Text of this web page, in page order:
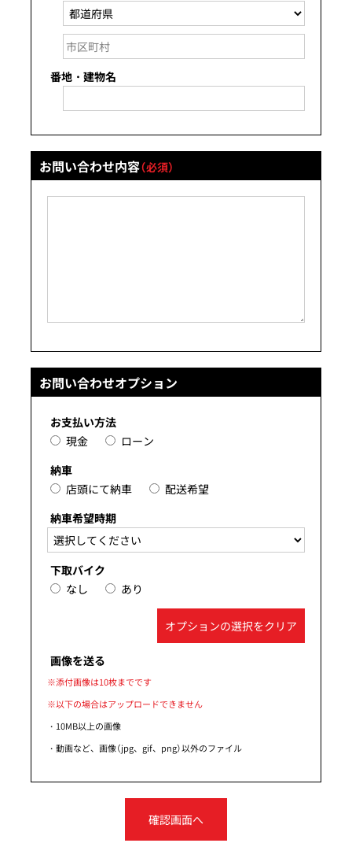
番地・建物名
お問い合わせ内容（必須）
お問い合わせオプション
お支払い方法
現金
ローン
納車
店頭にて納車
配送希望
納車希望時期
下取バイク
なし
あり
オプションの選択をクリア
画像を送る
※添付画像は10枚までです
※以下の場合はアップロードできません
・10MB以上の画像
・動画など、画像（jpg、gif、png）以外のファイル
確認画面へ